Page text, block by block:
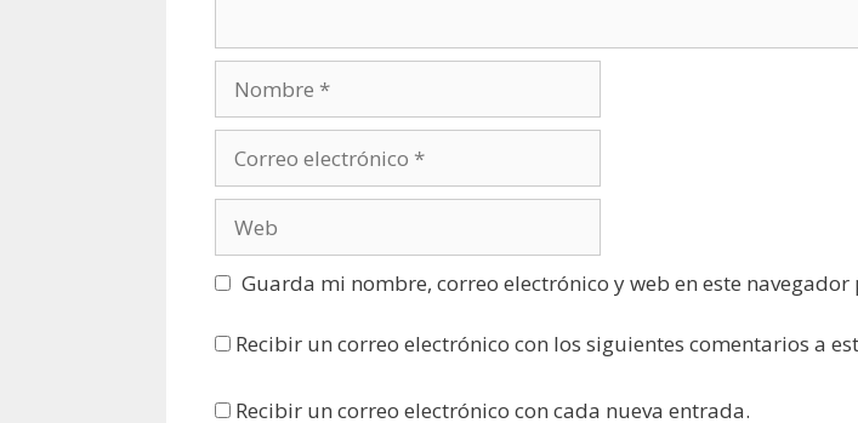
electrónico
Guarda mi nombre, correo electrónico y web en este
Recibir un correo electrónico con los siguientes comentarios a
Recibir un correo electrónico con cada nueva entrada.